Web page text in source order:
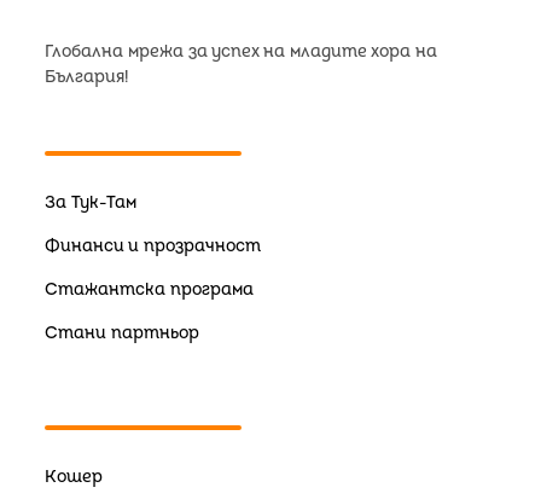
Глобална мрежа за успех на младите хора на
България!
За Тук-Там
Финанси и прозрачност
Стажантска програма
Стани партньор
Кошер